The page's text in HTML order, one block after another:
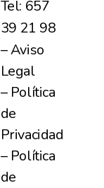
Tel: 657
39 21 98
– Aviso
Legal
– Política
de
Privacidad
– Política
de